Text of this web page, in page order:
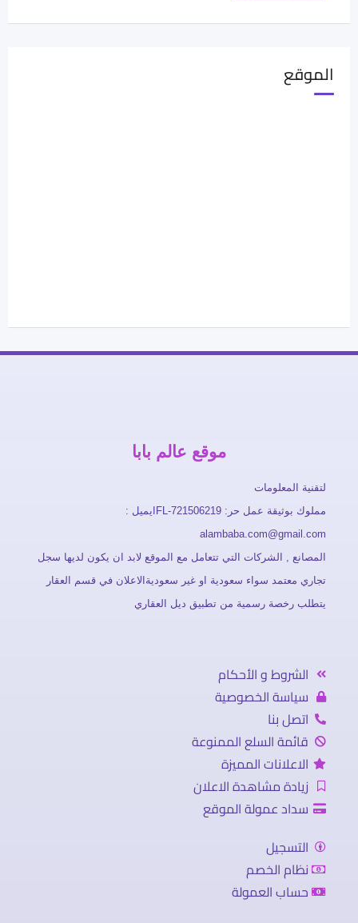
الموقع
موقع عالم بابا
لتقنية المعلومات
مملوك بوثيقة عمل حر: FL-721506219ايميل :
alambaba.com@gmail.com
المصانع , الشركات التي تتعامل مع الموقع لابد ان يكون لديها سجل
تجاري معتمد سواء سعودية او غير سعوديةالاعلان في قسم العقار
يتطلب رخصة رسمية من تطبيق ديل العقاري
الشروط و الأحكام
سياسة الخصوصية
اتصل بنا
قائمة السلع الممنوعة
الاعلانات المميزة
زيادة مشاهدة الاعلان
سداد عمولة الموقع
التسجيل
نظام الخصم
حساب العمولة